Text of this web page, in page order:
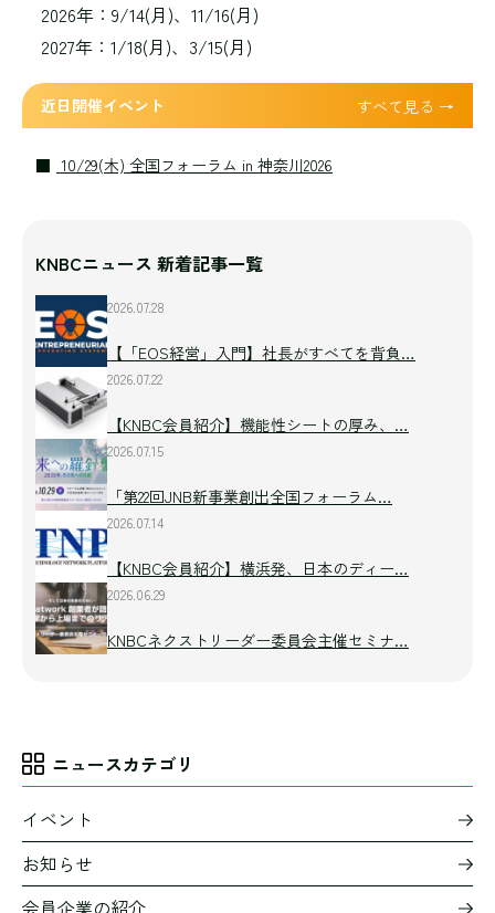
2026年：9/14(月)、11/16(月)
2027年：1/18(月)、3/15(月)
近日開催イベント すべて見る →
10/29(木) 全国フォーラム in 神奈川2026
KNBCニュース 新着記事一覧
2026.07.28
【「EOS経営」入門】社長がすべてを背負…
2026.07.22
【KNBC会員紹介】機能性シートの厚み、…
2026.07.15
「第22回JNB新事業創出全国フォーラム…
2026.07.14
【KNBC会員紹介】横浜発、日本のディー…
2026.06.29
KNBCネクストリーダー委員会主催セミナ…
ニュースカテゴリ
イベント
お知らせ
会員企業の紹介